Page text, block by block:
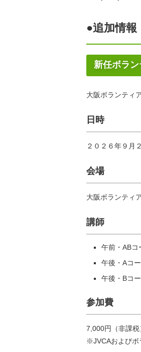
●追加情報
新任ボラ
大阪ボランティ
日時
２０２６年９月
会場
大阪ボランティ
講師
午前・ABコ
午後・Aコ
午後・Bコ
参加費
7,000円（非課税
※JVCAおよびボ